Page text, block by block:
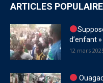
ARTICLES
d’enfant »
12 mars